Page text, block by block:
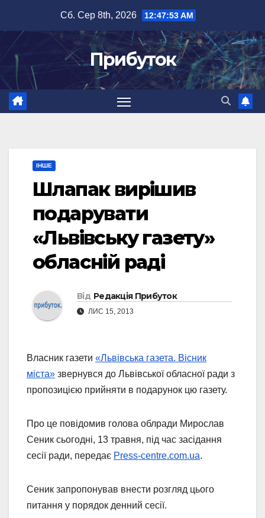
вмісту
Сб. Сер 8th, 2026 12:47:53 AM
Прибуток
ІНШЕ
Шлапак вирішив
подарувати
«Львівську газету»
обласній раді
Від Редакція Прибуток
ЛИС 15, 2013
Власник газети «Львівська газета. Вісник
міста» звернувся до Львівської обласної ради з
пропозицією прийняти в подарунок цю газету.
Про це повідомив голова облради Мирослав
Сеник сьогодні, 13 травня, під час засідання
сесії ради, передає Press-centre.com.ua.
Сеник запропонував внести розгляд цього
питання у порядок денний сесії.